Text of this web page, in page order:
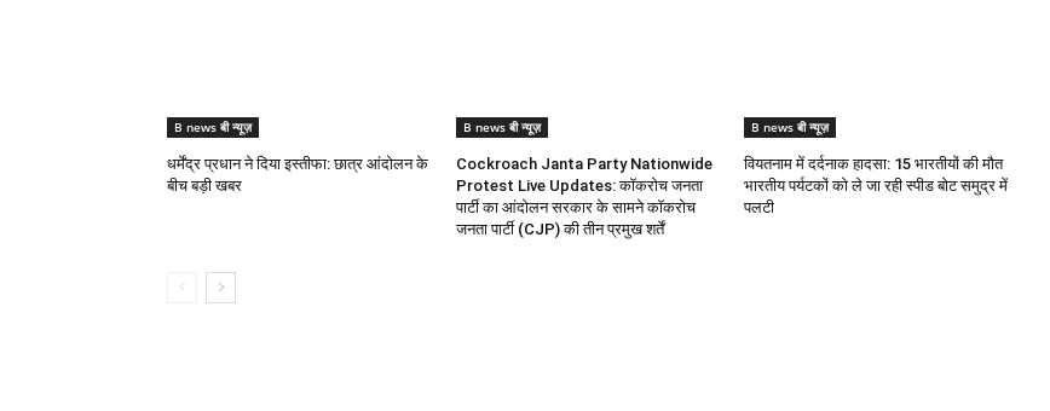
B news बी न्यूज़
धर्मेंद्र प्रधान ने दिया इस्तीफा: छात्र आंदोलन के
बीच बड़ी खबर
B news बी न्यूज़
Cockroach Janta Party Nationwide
Protest Live Updates: कॉकरोच जनता
पार्टी का आंदोलन सरकार के सामने कॉकरोच
जनता पार्टी (CJP) की तीन प्रमुख शर्तें
B news बी न्यूज़
वियतनाम में दर्दनाक हादसा: 15 भारतीयों की मौत
भारतीय पर्यटकों को ले जा रही स्पीड बोट समुद्र में
पलटी